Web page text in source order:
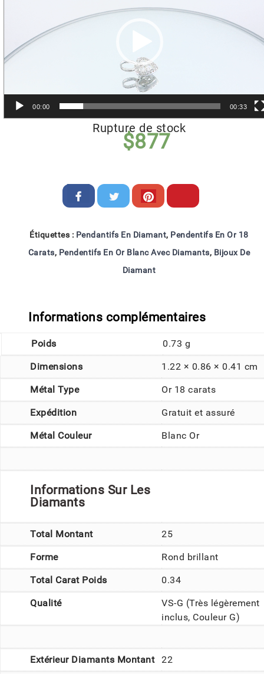
00:00 00:33
$877
Rupture de stock
Étiquettes : Pendantifs En Diamant, Pendentifs En Or 18
Carats, Pendentifs En Or Blanc Avec Diamants, Bijoux De
Diamant
Informations complémentaires
Poids 0.73 g
Dimensions 1.22 × 0.86 × 0.41 cm
Métal Type Or 18 carats
Expédition Gratuit et assuré
Métal Couleur Blanc Or
Informations Sur Les
Diamants
Total Montant 25
Forme Rond brillant
Total Carat Poids 0.34
Qualité
VS-G (Très légèrement
inclus, Couleur G)
Extérieur Diamants Montant 22